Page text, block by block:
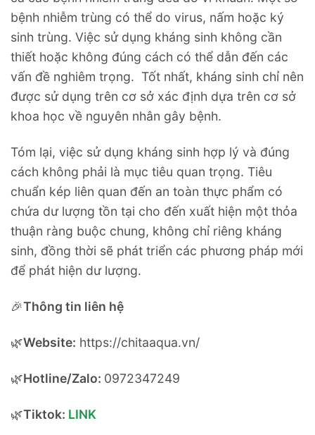
bệnh nhiễm trùng có thể do virus, nấm hoặc ký
sinh trùng. Việc sử dụng kháng sinh không cần
thiết hoặc không đúng cách có thể dẫn đến các
vấn đề nghiêm trọng. Tốt nhất, kháng sinh chỉ nên
được sử dụng trên cơ sở xác định dựa trên cơ sở
khoa học về nguyên nhân gây bệnh.
Tóm lại, việc sử dụng kháng sinh hợp lý và đúng
cách không phải là mục tiêu quan trọng. Tiêu
chuẩn kép liên quan đến an toàn thực phẩm có
chứa dư lượng tồn tại cho đến xuất hiện một thỏa
thuận ràng buộc chung, không chỉ riêng kháng
sinh, đồng thời sẽ phát triển các phương pháp mới
để phát hiện dư lượng.
🎉Thông tin liên hệ
🌿Website: https://chitaaqua.vn/
🌿Hotline/Zalo: 0972347249
🌿Tiktok: LINK